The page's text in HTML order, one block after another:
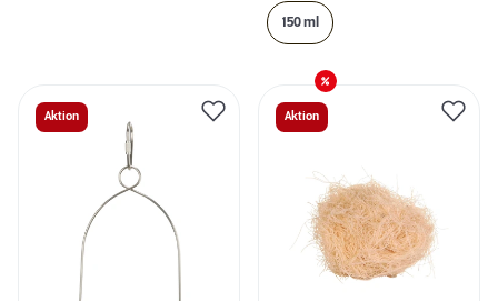
150 ml
Aktion Aktion